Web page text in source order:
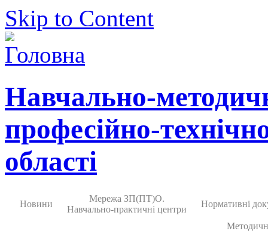
Skip to Content
Навчально-
професійно-
області
Новини
Мережа ЗП(ПТ)О.
Навчально-практичні центри
Нормативні